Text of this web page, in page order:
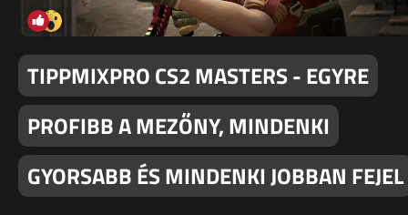
TIPPMIXPRO CS2 MASTERS - EGYRE
PROFIBB A MEZŐNY, MINDENKI
GYORSABB ÉS MINDENKI JOBBAN FEJEL